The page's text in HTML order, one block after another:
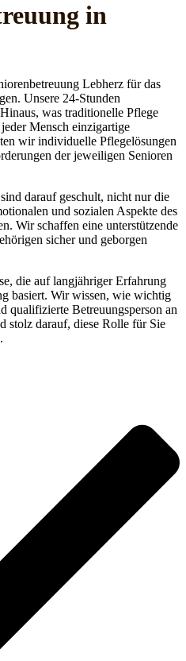
in
Lebherz für das
Unsere 24-Stunden
was traditionelle Pflege
Mensch einzigartige
wir individuelle Pflegelösungen
der jeweiligen Senioren
darauf geschult, nicht nur die
und sozialen Aspekte des
Wir schaffen eine unterstützende
sicher und geborgen
die auf langjähriger Erfahrung
basiert. Wir wissen, wie wichtig
qualifizierte Betreuungsperson an
stolz darauf, diese Rolle für Sie